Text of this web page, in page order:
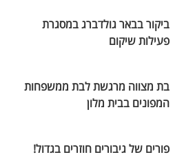
ביקור בבאר גולדברג במסגרת
פעילות שיקום
בת מצווה מרגשת לבת ממשפחות
המפונים בבית מלון
פורים של גיבורים חוזרים בגדול!